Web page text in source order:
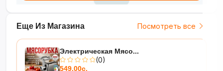
Еще Из Магазина Посмотреть все
Электрическая Мясо...
(0)
549.00с.